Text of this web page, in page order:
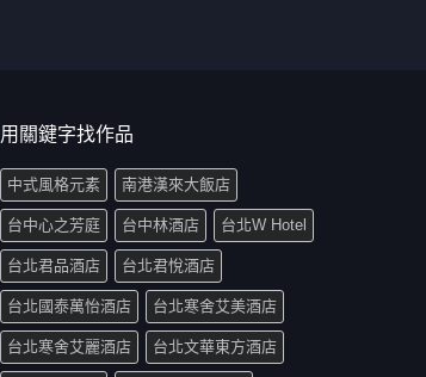
用關鍵字找作品
中式風格元素 南港漢來大飯店
台中心之芳庭 台中林酒店 台北W Hotel
台北君品酒店 台北君悅酒店
台北國泰萬怡酒店 台北寒舍艾美酒店
台北寒舍艾麗酒店 台北文華東方酒店